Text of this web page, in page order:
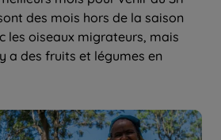
des mois hors de la saison
les oiseaux migrateurs, mais
a des fruits et légumes en